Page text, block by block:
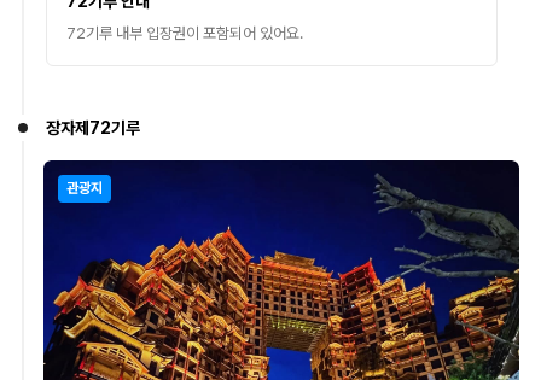
72기루 내부 입장권이 포함되어 있어요.
장자제72기루
관광지